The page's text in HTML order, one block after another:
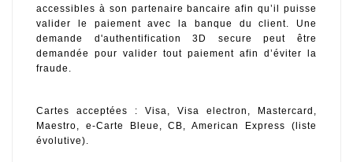
accessibles à son partenaire bancaire afin qu’il puisse
valider le paiement avec la banque du client. Une
demande d'authentification 3D secure peut être
demandée pour valider tout paiement afin d’éviter la
fraude.
Cartes acceptées : Visa, Visa electron, Mastercard,
Maestro, e-Carte Bleue, CB, American Express (liste
évolutive).